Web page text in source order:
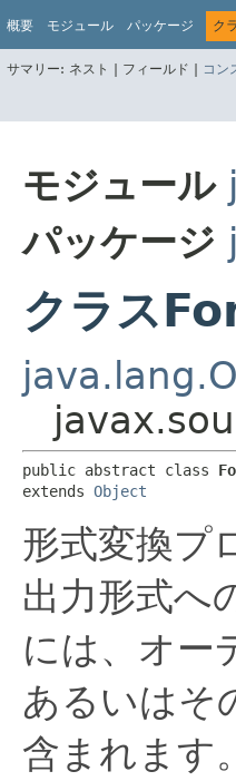
概要 モジュール パッケージ ク
サマリー: ネスト | フィールド | コン
モジュール
パッケージ
クラス
public abstract class
extends Object
形式変換プ
出力形式へ
には、オー
あるいはそ
含まれます